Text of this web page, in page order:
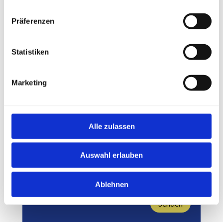
Präferenzen
Statistiken
Marketing
Alle zulassen
Auswahl erlauben
Ablehnen
Senden